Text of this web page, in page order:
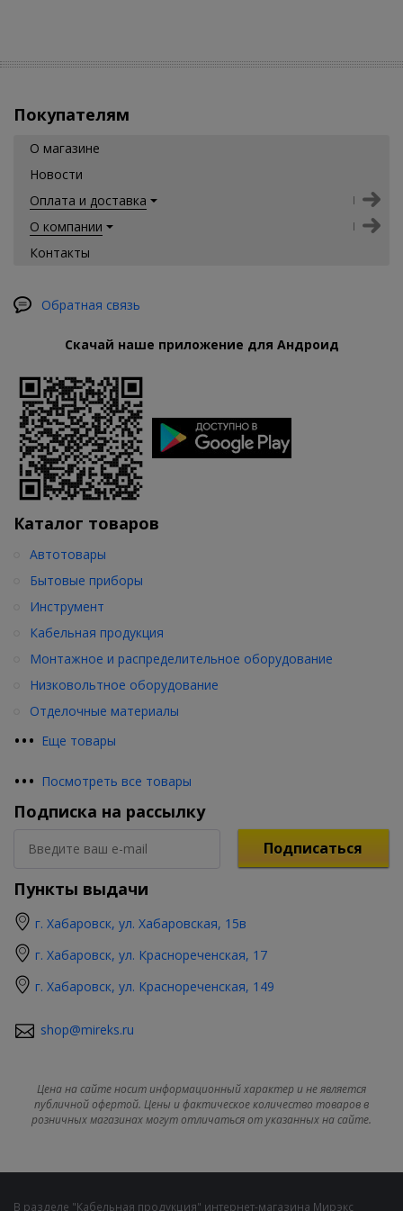
Покупателям
О магазине
Новости
Оплата и доставка
О компании
Контакты
Обратная связь
Скачай наше приложение для Андроид
Каталог товаров
••• Еще товары
Автотовары
Бытовые приборы
Инструмент
Кабельная продукция
Монтажное и распределительное оборудование
Низковольтное оборудование
Отделочные материалы
••• Посмотреть все товары
Подписка на рассылку
Подписаться
Пункты выдачи
г. Хабаровск, ул. Хабаровская, 15в
г. Хабаровск, ул. Краснореченская, 17
г. Хабаровск, ул. Краснореченская, 149
shop@mireks.ru
Цена на сайте носит информационный характер и не является
публичной офертой. Цены и фактическое количество товаров в
розничных магазинах могут отличаться от указанных на сайте.
В разделе "Кабельная продукция" интернет-магазина Мирэкс